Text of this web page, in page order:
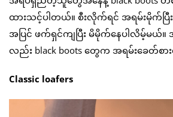
ထားသင့်ပါတယ်။ စီးလိုက်ရင် အရမ်းမိုက်ပ
အပြင် ဖက်ရှင်ကျပြီး မိမိုက်နေပါလိမ့်မယ်။
လည်း black boots တွေက အရမ်းခေတ်စား
Classic loafers